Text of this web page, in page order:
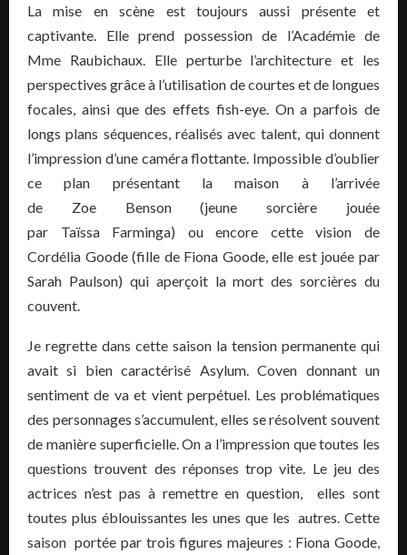
La mise en scène est toujours aussi présente et
captivante. Elle prend possession de l’Académie de
Mme Raubichaux. Elle perturbe l’architecture et les
perspectives grâce à l’utilisation de courtes et de longues
focales, ainsi que des effets fish-eye. On a parfois de
longs plans séquences, réalisés avec talent, qui donnent
l’impression d’une caméra flottante. Impossible d’oublier
ce plan présentant la maison à l’arrivée
de Zoe Benson (jeune sorcière jouée
par Taïssa Farminga) ou encore cette vision de
Cordélia Goode (fille de Fiona Goode, elle est jouée par
Sarah Paulson) qui aperçoit la mort des sorcières du
couvent.
Je regrette dans cette saison la tension permanente qui
avait si bien caractérisé Asylum. Coven donnant un
sentiment de va et vient perpétuel. Les problématiques
des personnages s’accumulent, elles se résolvent souvent
de manière superficielle. On a l’impression que toutes les
questions trouvent des réponses trop vite. Le jeu des
actrices n’est pas à remettre en question, elles sont
toutes plus éblouissantes les unes que les autres. Cette
saison portée par trois figures majeures : Fiona Goode,